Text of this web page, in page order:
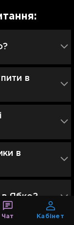
в
в
в Ябко?
Чат Кабінет